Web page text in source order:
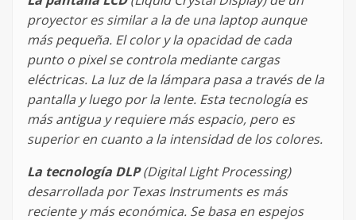
proyector es similar a la de una laptop aunque
más pequeña. El color y la opacidad de cada
punto o pixel se controla mediante cargas
eléctricas. La luz de la lámpara pasa a través de la
pantalla y luego por la lente. Esta tecnología es
más antigua y requiere más espacio, pero es
superior en cuanto a la intensidad de los colores.
La tecnología DLP(Digital Light Processing)
desarrollada por Texas Instruments es más
reciente y más económica. Se basa en espejos